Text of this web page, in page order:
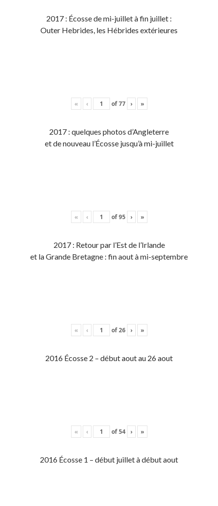
2017 : Écosse de mi-juillet à fin juillet :
Outer Hebrides, les Hébrides extérieures
« ‹ of77 › »
2017 : quelques photos d’Angleterre
et de nouveau l’Écosse jusqu’à mi-juillet
« ‹ of95 › »
2017 : Retour par l’Est de l’Irlande
et la Grande Bretagne : fin aout à mi-septembre
« ‹ of26 › »
2016 Écosse 2 – début aout au 26 aout
« ‹ of54 › »
2016 Écosse 1 – début juillet à début aout